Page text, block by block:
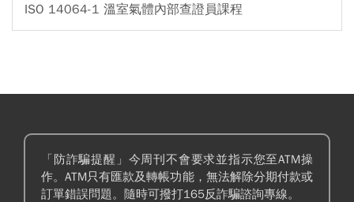
ISO 14064-1 溫室氣體內部查證員課程
「防詐騙提醒」今周刊不會要求並指示您至ATM操
作。ATM只有匯款及轉帳功能，無法解除分期付款或
訂單錯誤問題。隨時可撥打165反詐騙諮詢專線。